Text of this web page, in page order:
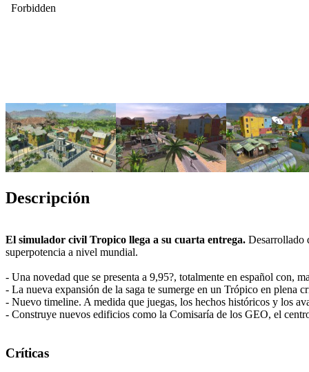
Descripción
El simulador civil Tropico llega a su cuarta entrega. Desarrollado
superpotencia a nivel mundial.
- Una novedad que se presenta a 9,95?, totalmente en español con,
- La nueva expansión de la saga te sumerge en un Trópico en plena
- Nuevo timeline. A medida que juegas, los hechos históricos y los
- Construye nuevos edificios como la Comisaría de los GEO, el
Críticas